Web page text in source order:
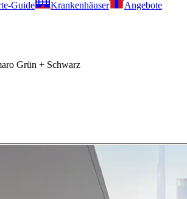
Guide Krankenhäuser
Angebote
Grün + Schwarz